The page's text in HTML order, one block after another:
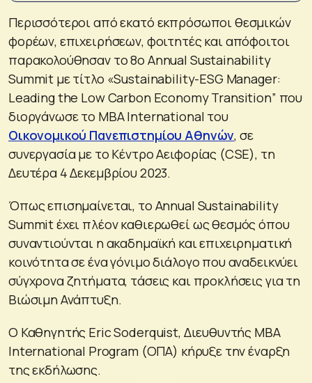
Περισσότεροι από εκατό εκπρόσωποι θεσμικών
φορέων, επιχειρήσεων, φοιτητές και απόφοιτοι
παρακολούθησαν το 8ο Annual Sustainability
Summit με τίτλο «Sustainability-ESG Manager:
Leading the Low Carbon Economy Transition” που
διοργάνωσε τo ΜΒΑ International του
Οικονομικού Πανεπιστημίου Αθηνών, σε
συνεργασία με το Κέντρο Αειφορίας (CSE), τη
Δευτέρα 4 Δεκεμβρίου 2023.
Όπως επισημαίνεται, το Annual Sustainability
Summit έχει πλέον καθιερωθεί ως θεσμός όπου
συναντιούνται η ακαδημαϊκή και επιχειρηματική
κοινότητα σε ένα γόνιμο διάλογο που αναδεικνύει
σύγχρονα ζητήματα, τάσεις και προκλήσεις για τη
Βιώσιμη Ανάπτυξη.
Ο Καθηγητής Eric Soderquist, Διευθυντής MBA
International Program (ΟΠΑ) κήρυξε την έναρξη
της εκδήλωσης.